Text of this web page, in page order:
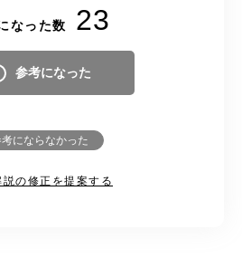
なった数 23
参考になった
にならなかった
説の修正を提案する